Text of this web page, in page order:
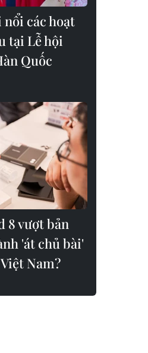
nổi các hoạt
tại Lễ hội
Quốc
8 vượt bản
'át chủ bài'
Nam?